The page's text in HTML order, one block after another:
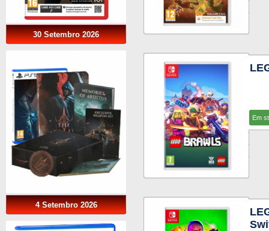
30 Setembro 2026
4 Setembro 2026
Em